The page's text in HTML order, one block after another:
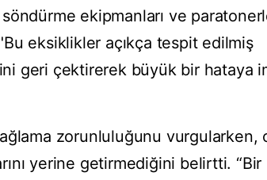
ekipmanları ve
eksiklikler açıkça tespit edilmiş
geri çektirerek büyük bir hataya
zorunluluğunu vurgularken,
yerine getirmediğini belirtti. “Bir